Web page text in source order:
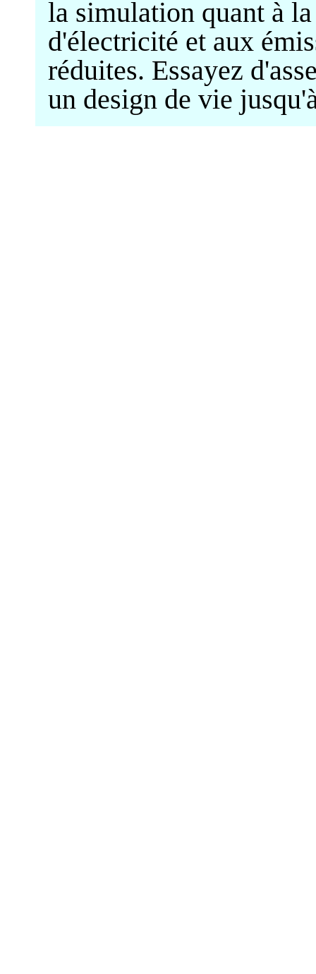
la simulation quant à
d'électricité et aux
réduites. Essayez
un design de vie